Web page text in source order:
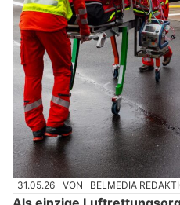
31.05.26 VON BELMEDIA